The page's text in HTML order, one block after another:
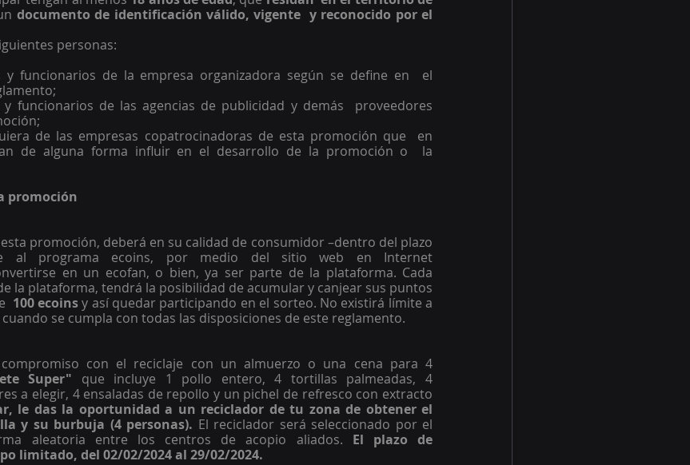
documento de identificación válido, vigente  y reconocido por el
personas:
y funcionarios de la empresa organizadora según se define en  el
y funcionarios de las agencias de publicidad y demás  proveedores
de las empresas copatrocinadoras de esta promoción que  en
de alguna forma influir en el desarrollo de la promoción o  la
promoción
promoción, deberá en su calidad de consumidor –dentro del plazo
al programa ecoins, por medio del sitio web en Internet
en un ecofan, o bien, ya ser parte de la plataforma. Cada
la plataforma, tendrá la posibilidad de acumular y canjear sus puntos
  100 ecoins
y así quedar participando en el sorteo. No existirá límite a
se cumpla con todas las disposiciones de este reglamento.
con el reciclaje con un almuerzo o una cena para 4
Super" que incluye 1 pollo entero, 4 tortillas palmeadas, 4
a elegir, 4 ensaladas de repollo y un pichel de refresco con extracto
le das la oportunidad a un reciclador de tu zona de obtener el
y su burbuja (4 personas). El reciclador será seleccionado por el
aleatoria entre los centros de acopio aliados. El plazo de
limitado, del 02/02/2024 al 29/02/2024.